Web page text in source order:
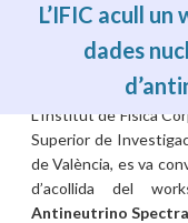
L’IFIC acull
dades
dj., 14/05/2026 - 03:18
L’Institut de Física
Superior de
de València, es va
d’acollida del
Antineutrino